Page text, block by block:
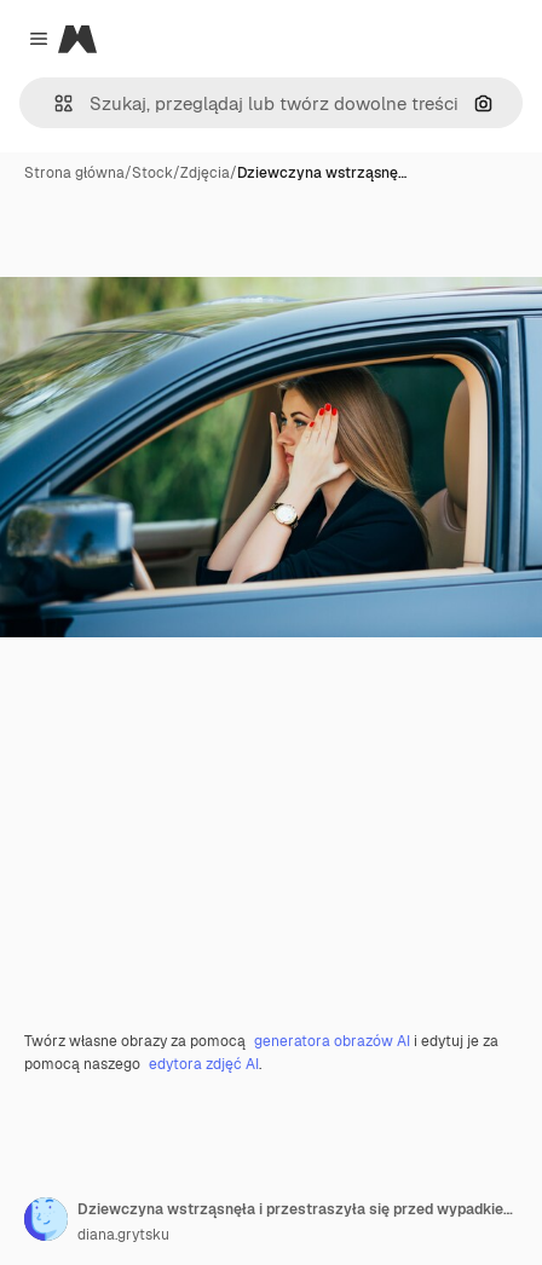
Close menu
Magnific
Szukaj
Strona główna/Stock/Zdjęcia/Dziewczyna wstrząsnę…
Twórz własne obrazy za pomocą generatora obrazów AI i edytuj je za
pomocą naszego edytora zdjęć AI.
Dziewczyna wstrząsnęła i przestraszyła się przed wypadkiem na drodze z samochodem.
diana.grytsku